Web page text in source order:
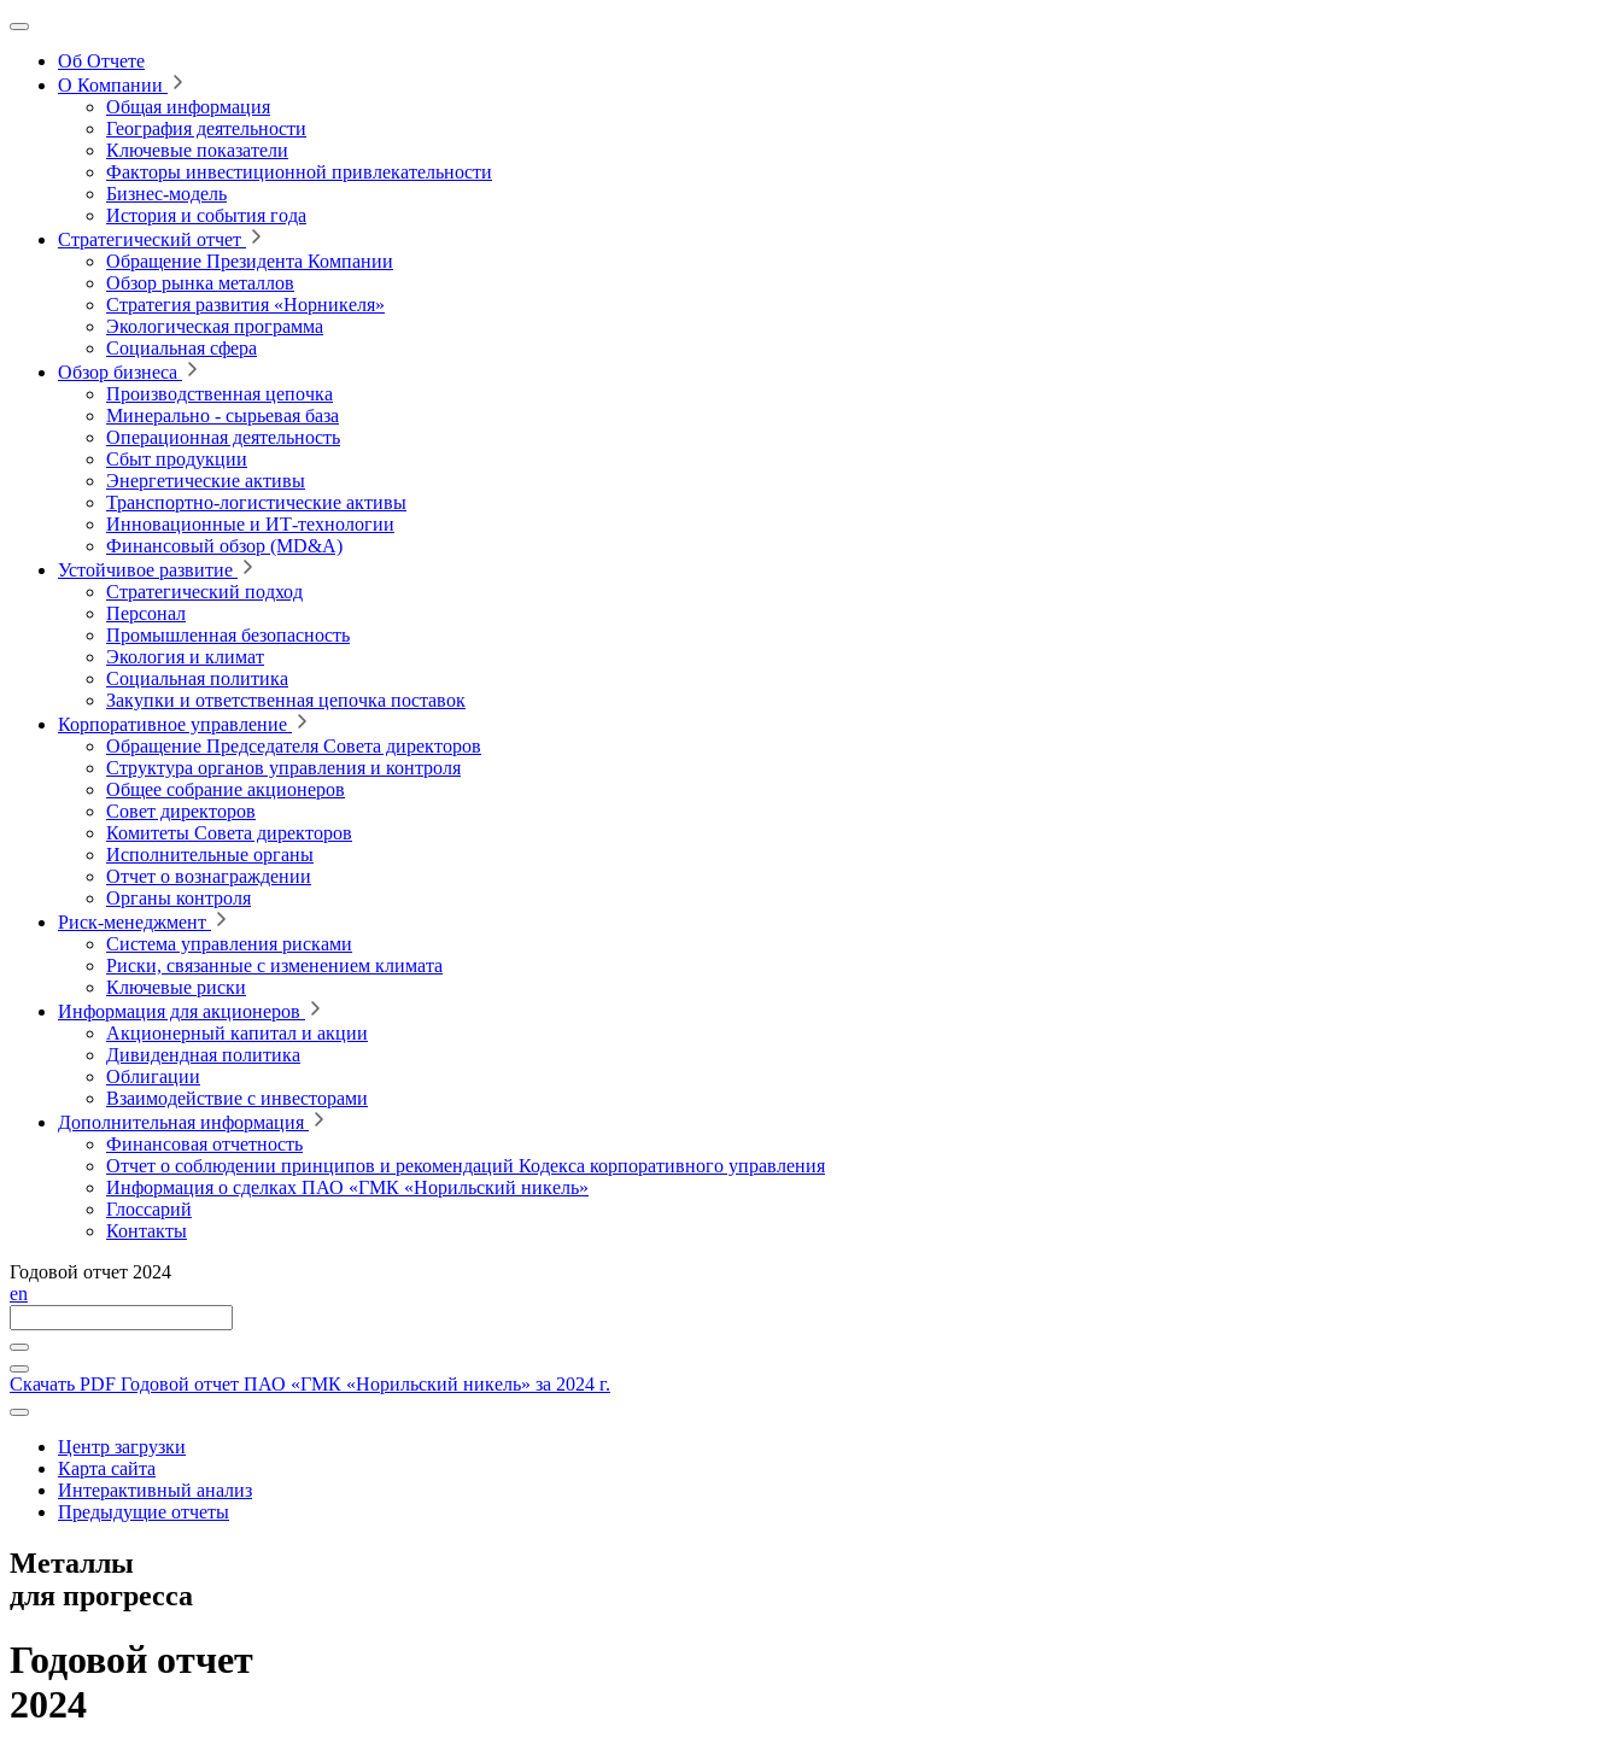
Об Отчете
О Компании
Общая информация
География деятельности
Ключевые показатели
Факторы инвестиционной привлекательности
Бизнес-модель
История и события года
Стратегический отчет
Обращение Президента Компании
Обзор рынка металлов
Стратегия развития «Норникеля»
Экологическая программа
Социальная сфера
Обзор бизнеса
Производственная цепочка
Минерально ‑ сырьевая база
Операционная деятельность
Сбыт продукции
Энергетические активы
Транспортно-логистические активы
Инновационные и ИТ‑технологии
Финансовый обзор (MD&A)
Устойчивое развитие
Стратегический подход
Персонал
Промышленная безопасность
Экология и климат
Социальная политика
Закупки и ответственная цепочка поставок
Корпоративное управление
Обращение Председателя Совета директоров
Структура органов управления и контроля
Общее собрание акционеров
Совет директоров
Комитеты Совета директоров
Исполнительные органы
Отчет о вознаграждении
Органы контроля
Риск-менеджмент
Система управления рисками
Риски, связанные с изменением климата
Ключевые риски
Информация для акционеров
Акционерный капитал и акции
Дивидендная политика
Облигации
Взаимодействие с инвесторами
Дополнительная информация
Финансовая отчетность
Отчет о соблюдении принципов и рекомендаций Кодекса корпоративного управления
Информация о сделках ПАО «ГМК «Норильский никель»
Глоссарий
Контакты
Годовой отчет 2024
en
Скачать PDF Годовой отчет ПАО «ГМК «Норильский никель» за 2024 г.
Центр загрузки
Карта сайта
Интерактивный анализ
Предыдущие отчеты
Металлы
для прогресса
Годовой отчет
2024